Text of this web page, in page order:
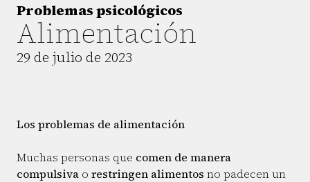
Problemas psicológicos
Alimentación
29 de julio de 2023
Los problemas de alimentación
Muchas personas que comen de manera
compulsiva o restringen alimentos no padecen un